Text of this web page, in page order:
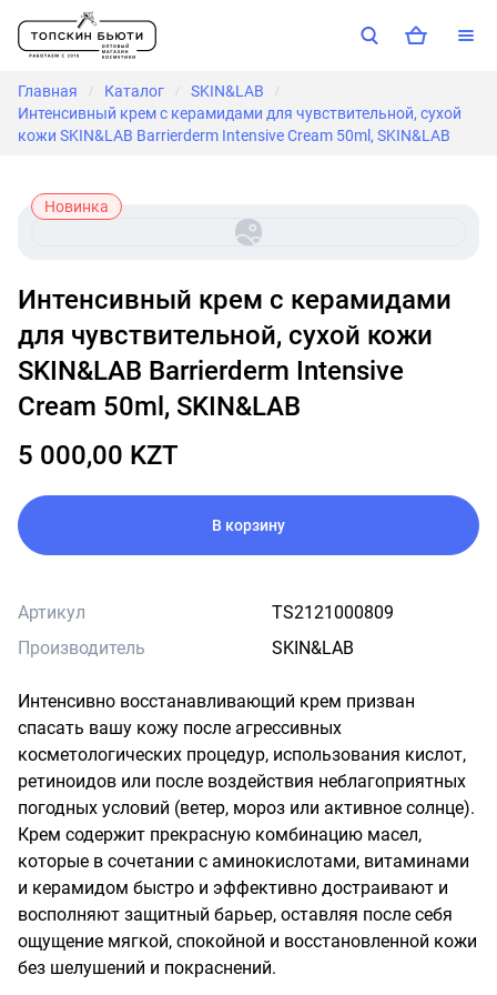
Главная / Каталог / SKIN&LAB /
Интенсивный крем с керамидами для чувствительной, сухой
кожи SKIN&LAB Barrierderm Intensive Cream 50ml, SKIN&LAB
Новинка
Интенсивный крем с керамидами
для чувствительной, сухой кожи
SKIN&LAB Barrierderm Intensive
Cream 50ml, SKIN&LAB
5 000,00 KZT
В корзину
Артикул
TS2121000809
Производитель
SKIN&LAB
Интенсивно восстанавливающий крем призван
спасать вашу кожу после агрессивных
косметологических процедур, использования кислот,
ретиноидов или после воздействия неблагоприятных
погодных условий (ветер, мороз или активное солнце).
Крем содержит прекрасную комбинацию масел,
которые в сочетании с аминокислотами, витаминами
и керамидом быстро и эффективно достраивают и
восполняют защитный барьер, оставляя после себя
ощущение мягкой, спокойной и восстановленной кожи
без шелушений и покраснений.